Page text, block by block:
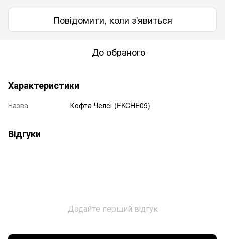
Повідомити, коли з'явиться
До обраного
Характеристики
Назва Кофта Челсі (FKCHE09)
Відгуки
Додайте перший відгук